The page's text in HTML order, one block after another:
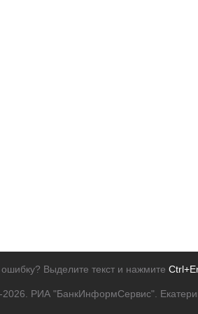
Выделите текст и нажмите
РИА "БанкИнформСервис".